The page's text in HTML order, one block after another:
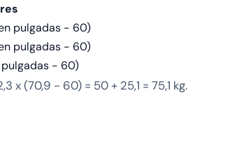
pulgadas - 60)
pulgadas - 60)
pulgadas - 60)
(70,9 - 60) = 50 + 25,1 = 75,1 kg.